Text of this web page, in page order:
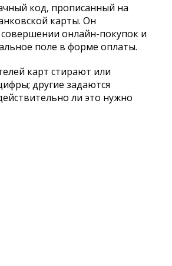
код, прописанный на
карты. Он
совершении онлайн-покупок и
поле в форме оплаты.
карт стирают или
другие задаются
ли это нужно